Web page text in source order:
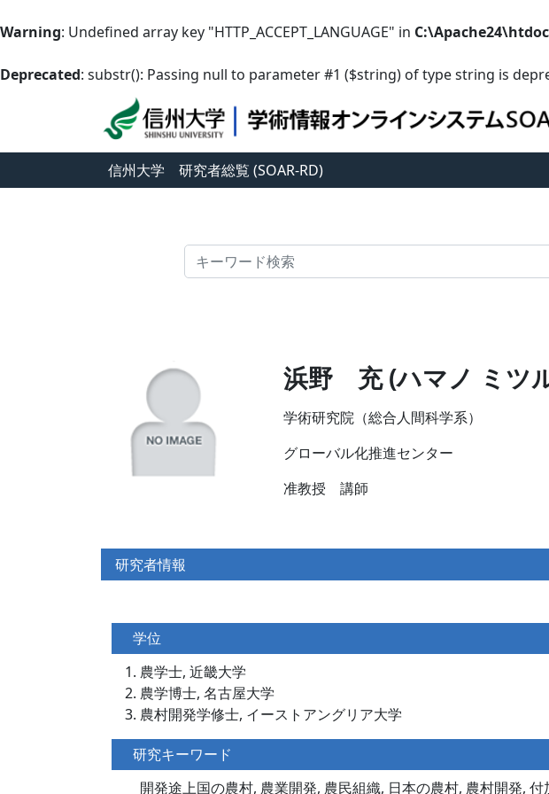
Warning: Undefined array key "HTTP_ACCEPT_LANGUAGE" in
Deprecated: substr(): Passing null to parameter #1 ($string) of type string is
信州大学 研究者総覧 (SOAR-RD)
検索
浜野 充 (ハマノ
学術研究院（総合人間科学系）
グローバル化推進センター
准教授 講師
研究者情報
学位
農学士, 近畿大学
農学博士, 名古屋大学
農村開発学修士, イーストアングリア大学
研究キーワード
開発途上国の農村, 農業開発, 農民組織, 日本の農村, 農村開発, 付